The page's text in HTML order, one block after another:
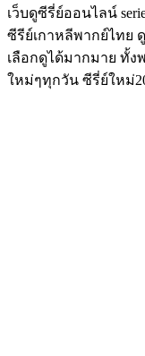
เว็บดูซีรี่ย์ออนไลน์
ซีรีย์เกาหลีพากย์ไทย
เลือกดูได้มากมาย ทั้ง
ใหม่ๆทุกวัน ซีรี่ย์ใหม่